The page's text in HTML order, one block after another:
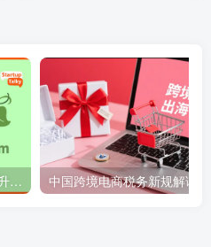
亚马逊新规来袭：VINE计划升级，开启卖家新机遇！